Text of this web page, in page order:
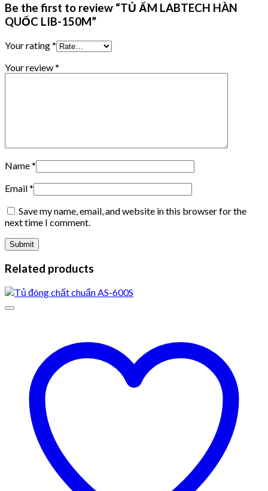
Be the first to review “TỦ ẤM LABTECH HÀN
QUỐC LIB-150M”
Your rating*
Your review*
Name*
Email*
Save my name, email, and website in this browser for the
next time I comment.
Related products